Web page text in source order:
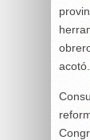
acotó.